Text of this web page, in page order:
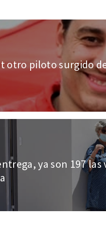
otro piloto surgido
ya son 197